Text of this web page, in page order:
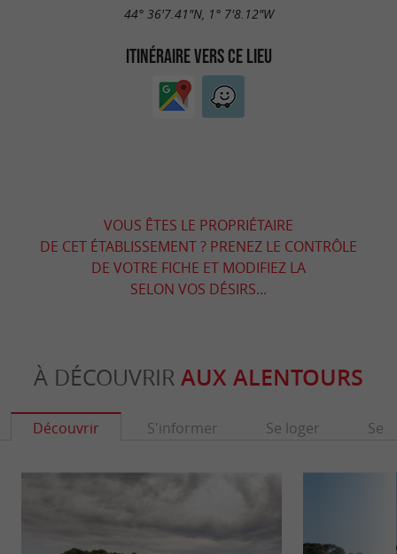
44° 36'7.41"N, 1° 7'8.12"W
ITINÉRAIRE VERS CE LIEU
VOUS ÊTES LE PROPRIÉTAIRE
DE CET ÉTABLISSEMENT ? PRENEZ LE CONTRÔLE
DE VOTRE FICHE ET MODIFIEZ LA
SELON VOS DÉSIRS...
À DÉCOUVRIR AUX ALENTOURS
Découvrir S'informer Se loger Se